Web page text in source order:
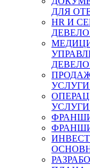
ДЛЯ
HR И